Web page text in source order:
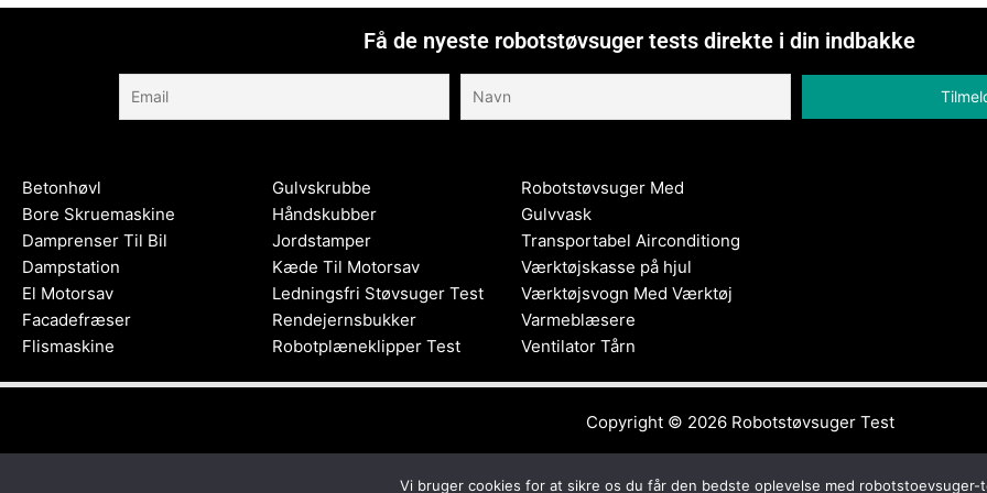
Få de nyeste robotstøvsuger tests direkte i din indbakke
Betonhøvl
Bore Skruemaskine
Damprenser Til Bil
Dampstation
El Motorsav
Facadefræser
Flismaskine
Gulvskrubbe
Håndskubber
Jordstamper
Kæde Til Motorsav
Ledningsfri Støvsuger Test
Rendejernsbukker
Robotplæneklipper Test
Robotstøvsuger Med
Gulvvask
Transportabel Airconditiong
Værktøjskasse på hjul
Værktøjsvogn Med Værktøj
Varmeblæsere
Ventilator Tårn
Copyright © 2026 Robotstøvsuger Test
Vi bruger cookies for at sikre os du får den bedste oplevelse med robotstoevsuger-